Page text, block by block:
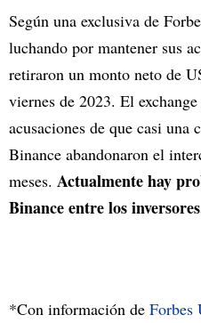
Según una exclusiva de
luchando por mantener sus
retiraron un monto neto de
viernes de 2023. El
acusaciones de que casi una
Binance abandonaron el
meses. Actualmente hay
Binance entre los
*Con información de Forbes